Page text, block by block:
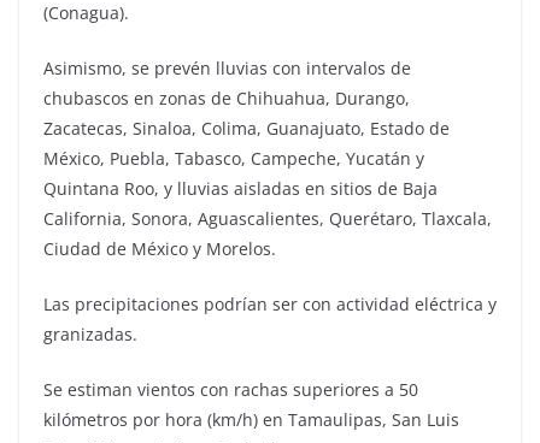
(Conagua).
Asimismo, se prevén lluvias con intervalos de
chubascos en zonas de Chihuahua, Durango,
Zacatecas, Sinaloa, Colima, Guanajuato, Estado de
México, Puebla, Tabasco, Campeche, Yucatán y
Quintana Roo, y lluvias aisladas en sitios de Baja
California, Sonora, Aguascalientes, Querétaro, Tlaxcala,
Ciudad de México y Morelos.
Las precipitaciones podrían ser con actividad eléctrica y
granizadas.
Se estiman vientos con rachas superiores a 50
kilómetros por hora (km/h) en Tamaulipas, San Luis